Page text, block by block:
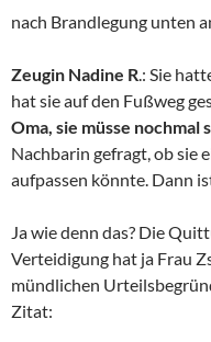
nach Brandlegung unten
Zeugin Nadine R.: Sie
hat sie auf den Fußweg
Oma, sie müsse nochmal
Nachbarin gefragt, ob sie
aufpassen könnte. Dann
Ja wie denn das? Die
Verteidigung hat ja Frau
mündlichen
Zitat: